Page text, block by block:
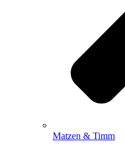
Matzen & Timm